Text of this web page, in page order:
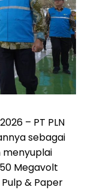
– PT PLN
sebagai
menyuplai
Megavolt
& Paper